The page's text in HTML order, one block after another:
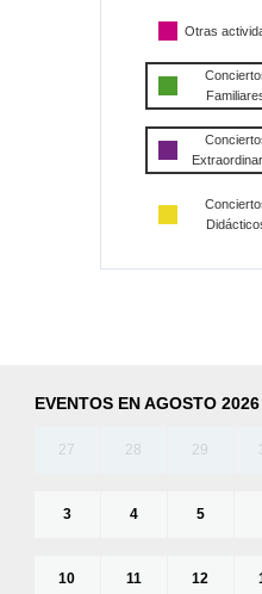
Otras
EVENTOS EN AGOSTO 2026
27 28 29
3 4 5
10 11 12